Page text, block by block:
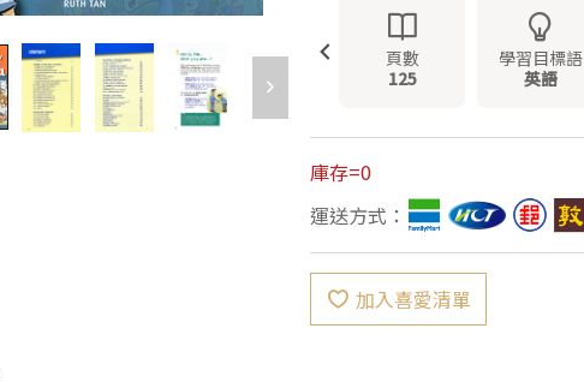
頁數
125
學習目標語
英語
庫存=0
運送方式：
加入喜愛清單